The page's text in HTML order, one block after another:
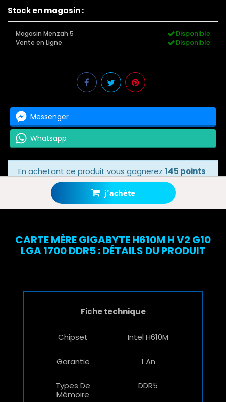
j'achète
Stock en magasin :
Magasin Menzah 5 Disponible
Vente en Ligne Disponible
Messenger
Whatsapp
En achetant ce produit vous gagnerez 145 points
grâce à notre programme de fidélité.
Votre panier totalisera145 points bonus.
CARTE MÈRE GIGABYTE H610M H V2 G10
LGA 1700 DDR5 : DÉTAILS DU PRODUIT
Fiche technique
Chipset Intel H610M
Garantie 1 An
Types De
Mémoire
DDR5